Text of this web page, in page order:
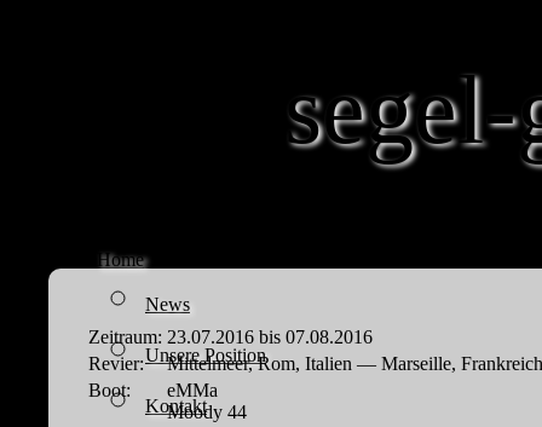
Home
News
Unsere Position
Kontakt
Zeitraum: 23.07.2016 bis 07.08.2016
Revier:
Mittelmeer, Rom, Italien — Marseille, Frankreich
Boot:
eMMa
Moody 44